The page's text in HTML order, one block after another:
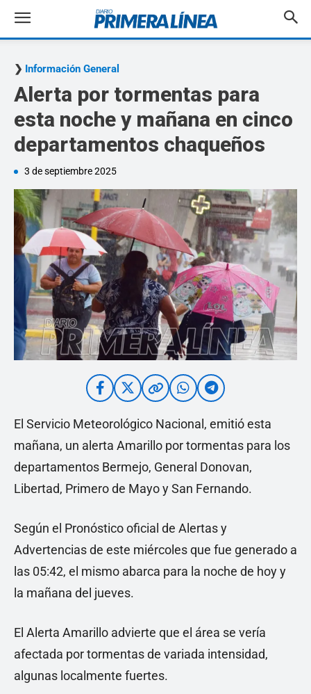
Información General
Alerta por tormentas para
esta noche y mañana en cinco
departamentos chaqueños
3 de septiembre 2025
El Servicio Meteorológico Nacional, emitió esta
mañana, un alerta Amarillo por tormentas para los
departamentos Bermejo, General Donovan,
Libertad, Primero de Mayo y San Fernando.
Según el Pronóstico oficial de Alertas y
Advertencias de este miércoles que fue generado a
las 05:42, el mismo abarca para la noche de hoy y
la mañana del jueves.
El Alerta Amarillo advierte que el área se vería
afectada por tormentas de variada intensidad,
algunas localmente fuertes.